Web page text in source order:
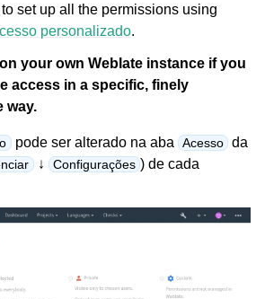
set up all the permissions using
personalizado.
your own Weblate instance if you
access in a specific, finely
way.
pode ser alterado na aba Acesso da
↓ Configurações ) de cada